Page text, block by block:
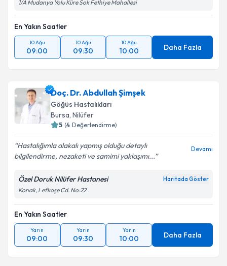
1/A Mudanya Yolu Küre Sok Fethiye Mahallesi
En Yakın Saatler
10 Ağu
09:00
10 Ağu
09:30
10 Ağu
10:00 Daha Fazla
Doç. Dr. Abdullah Şimşek
Göğüs Hastalıkları
Bursa, Nilüfer
5 (4 Değerlendirme)
Hastalığımla alakalı yapmış olduğu detaylı
bilgilendirme, nezaketi ve samimi yaklaşımı...
Devamı
Özel Doruk Nilüfer Hastanesi Haritada Göster
Konak, Lefkoşe Cd. No:22
En Yakın Saatler
Yarın
09:00
Yarın
09:30
Yarın
10:00 Daha Fazla